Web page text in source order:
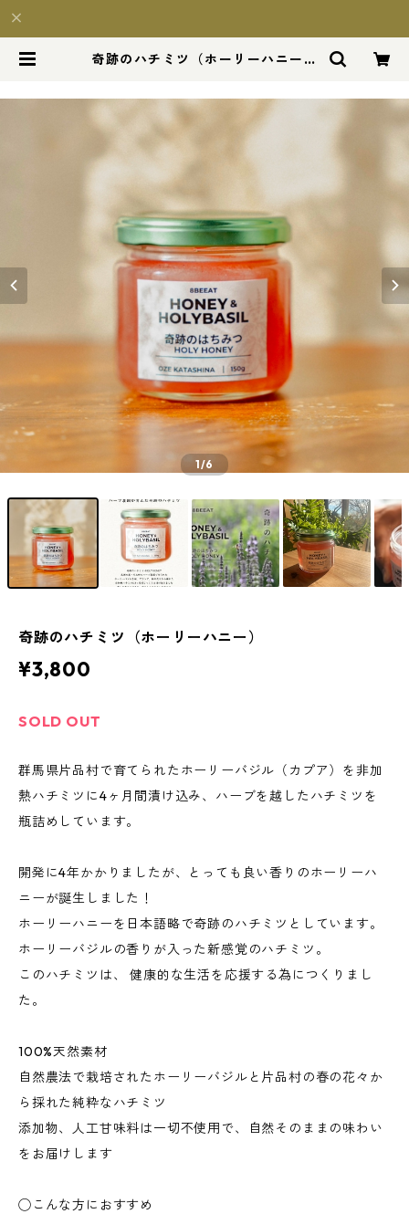
奇跡のハチミツ（ホーリーハニー）
1/6
奇跡のハチミツ（ホーリーハニー）
¥3,800
SOLD OUT
群馬県片品村で育てられたホーリーバジル（カプア）を非加
熱ハチミツに4ヶ月間漬け込み、ハーブを越したハチミツを
瓶詰めしています。
開発に4年かかりましたが、とっても良い香りのホーリーハ
ニーが誕生しました！
ホーリーハニーを日本語略で奇跡のハチミツとしています。
ホーリーバジルの香りが入った新感覚のハチミツ。
このハチミツは、 健康的な生活を応援する為につくりまし
た。
100%天然素材
自然農法で栽培されたホーリーバジルと片品村の春の花々か
ら採れた純粋なハチミツ
添加物、人工甘味料は一切不使用で、自然そのままの味わい
をお届けします
◯こんな方におすすめ